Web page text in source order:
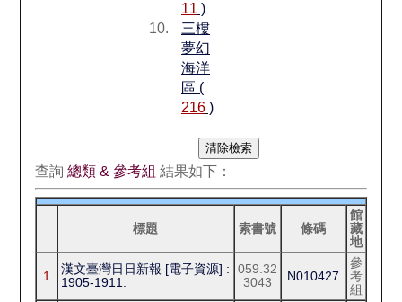
11 )
三樓
夢幻
海洋
區 (
216)
查詢 總類 & 參考組 結果如下：
標題 索書號 條碼
館
藏
地
1
漢文臺灣日日新報 [電子資源] :
1905-1911.
059.32
3043
N010427
參
考
組